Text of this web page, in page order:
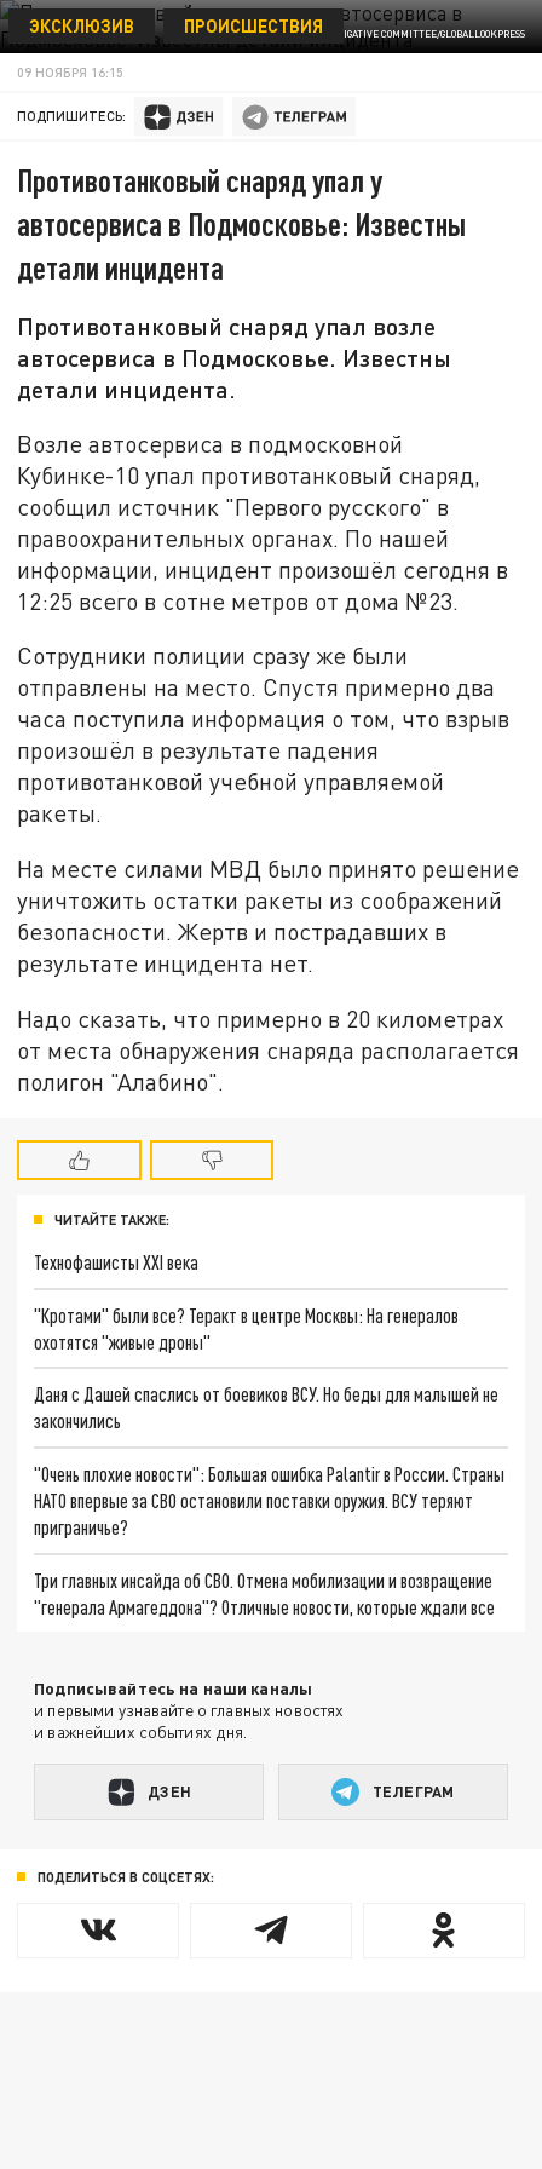
АРХИВНОЕ ФОТО/© RUSSIAN INVESTIGATIVE COMMITTEE/GLOBALLOOKPRESS
ЭКСКЛЮЗИВ ПРОИСШЕСТВИЯ
09 НОЯБРЯ 16:15
ПОДПИШИТЕСЬ:
Противотанковый снаряд упал у
автосервиса в Подмосковье: Известны
детали инцидента
Противотанковый снаряд упал возле
автосервиса в Подмосковье. Известны
детали инцидента.
Возле автосервиса в подмосковной
Кубинке-10 упал противотанковый снаряд,
сообщил источник "Первого русского" в
правоохранительных органах. По нашей
информации, инцидент произошёл сегодня в
12:25 всего в сотне метров от дома №23.
Сотрудники полиции сразу же были
отправлены на место. Спустя примерно два
часа поступила информация о том, что взрыв
произошёл в результате падения
противотанковой учебной управляемой
ракеты.
На месте силами МВД было принято решение
уничтожить остатки ракеты из соображений
безопасности. Жертв и пострадавших в
результате инцидента нет.
Надо сказать, что примерно в 20 километрах
от места обнаружения снаряда располагается
полигон "Алабино".
ЧИТАЙТЕ ТАКЖЕ:
Технофашисты XXI века
"Кротами" были все? Теракт в центре Москвы: На генералов
охотятся "живые дроны"
Даня с Дашей спаслись от боевиков ВСУ. Но беды для малышей не
закончились
"Очень плохие новости": Большая ошибка Palantir в России. Страны
НАТО впервые за СВО остановили поставки оружия. ВСУ теряют
приграничье?
Три главных инсайда об СВО. Отмена мобилизации и возвращение
"генерала Армагеддона"? Отличные новости, которые ждали все
Подписывайтесь на наши каналы
и первыми узнавайте о главных новостях
и важнейших событиях дня.
ДЗЕН ТЕЛЕГРАМ
ПОДЕЛИТЬСЯ В СОЦСЕТЯХ: